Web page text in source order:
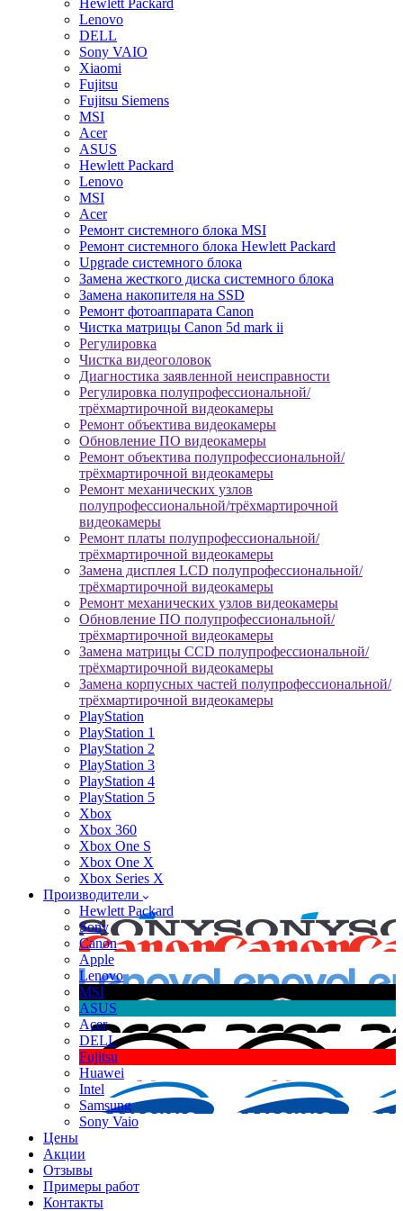
Hewlett Packard
Lenovo
DELL
Sony VAIO
Xiaomi
Fujitsu
Fujitsu Siemens
MSI
Acer
ASUS
Hewlett Packard
Lenovo
MSI
Acer
Ремонт системного блока MSI
Ремонт системного блока Hewlett Packard
Upgrade системного блока
Замена жесткого диска системного блока
Замена накопителя на SSD
Ремонт фотоаппарата Canon
Чистка матрицы Canon 5d mark ii
Регулировка
Чистка видеоголовок
Диагностика заявленной неисправности
Регулировка полупрофессиональной/
трёхмартирочной видеокамеры
Ремонт объектива видеокамеры
Обновление ПО видеокамеры
Ремонт объектива полупрофессиональной/
трёхмартирочной видеокамеры
Ремонт механических узлов
полупрофессиональной/трёхмартирочной
видеокамеры
Ремонт платы полупрофессиональной/
трёхмартирочной видеокамеры
Замена дисплея LCD полупрофессиональной/
трёхмартирочной видеокамеры
Ремонт механических узлов видеокамеры
Обновление ПО полупрофессиональной/
трёхмартирочной видеокамеры
Замена матрицы CCD полупрофессиональной/
трёхмартирочной видеокамеры
Замена корпусных частей полупрофессиональной/
трёхмартирочной видеокамеры
PlayStation
PlayStation 1
PlayStation 2
PlayStation 3
PlayStation 4
PlayStation 5
Xbox
Xbox 360
Xbox One S
Xbox One X
Xbox Series X
Производители
Hewlett Packard
Sony
Canon
Apple
Lenovo
MSI
ASUS
Acer
DELL
Fujitsu
Huawei
Intel
Samsung
Sony Vaio
Цены
Акции
Отзывы
Примеры работ
Контакты